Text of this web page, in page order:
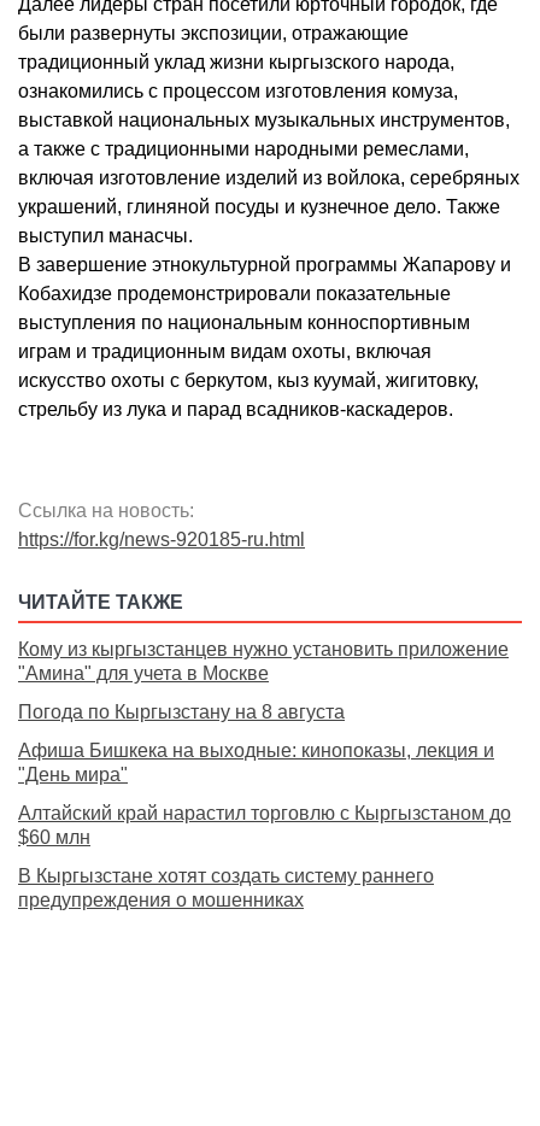
Далее лидеры стран посетили юрточный городок, где
были развернуты экспозиции, отражающие
традиционный уклад жизни кыргызского народа,
ознакомились с процессом изготовления комуза,
выставкой национальных музыкальных инструментов,
а также с традиционными народными ремеслами,
включая изготовление изделий из войлока, серебряных
украшений, глиняной посуды и кузнечное дело. Также
выступил манасчы.
В завершение этнокультурной программы Жапарову и
Кобахидзе продемонстрировали показательные
выступления по национальным конноспортивным
играм и традиционным видам охоты, включая
искусство охоты с беркутом, кыз куумай, жигитовку,
стрельбу из лука и парад всадников-каскадеров.
Ссылка на новость:
https://for.kg/news-920185-ru.html
ЧИТАЙТЕ ТАКЖЕ
Кому из кыргызстанцев нужно установить приложение
"Амина" для учета в Москве
Погода по Кыргызстану на 8 августа
Афиша Бишкека на выходные: кинопоказы, лекция и
"День мира"
Алтайский край нарастил торговлю с Кыргызстаном до
$60 млн
В Кыргызстане хотят создать систему раннего
предупреждения о мошенниках